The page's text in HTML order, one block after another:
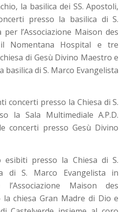
la basilica dei SS. Apostoli,
presso la basilica di S.
per l’Associazione Maison des
Nomentana Hospital e tre
di Gesù Divino Maestro e
basilica di S. Marco Evangelista
concerti presso la Chiesa di S.
la Sala Multimediale A.P.D.
concerti presso Gesù Divino
presso la Chiesa di S.
di S. Marco Evangelista in
l’Associazione Maison des
chiesa Gran Madre di Dio e